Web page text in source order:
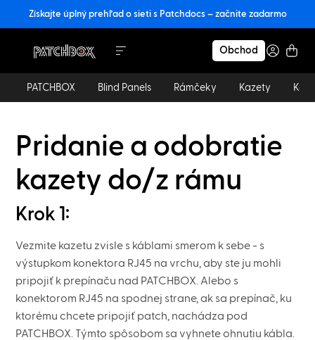
Získajte úplný prehľad o sieti s Patchdocs – začnite zadarmo
Obchod
PATCHBOX Blind Panels Rámčeky Kazety
Pridanie a odobratie
kazety do/z rámu
Krok 1:
Vezmite kazetu zvisle s káblami smerom k sebe - s
výstupkom konektora RJ45 na vrchu, aby ste ju mohli
pripojiť k prepínaču nad PATCHBOX. Alebo s
konektorom RJ45 na spodnej strane, ak sa prepínač, ku
ktorému chcete pripojiť patch, nachádza pod
PATCHBOX. Týmto spôsobom sa vyhnete ohnutiu kábla.